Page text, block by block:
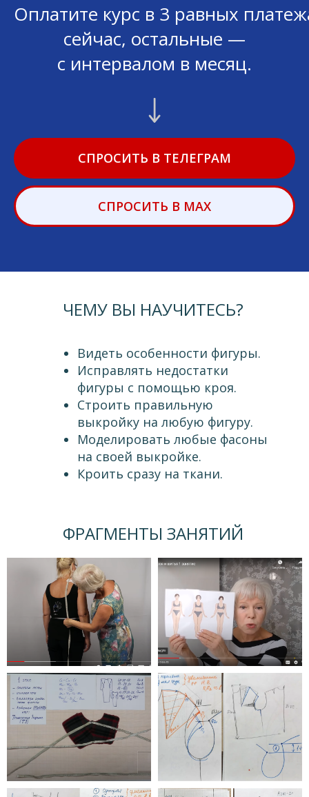
Оплатите курс в 3 равных
сейчас, остальные —
с интервалом в месяц.
СПРОСИТЬ В ТЕЛЕГРАМ
СПРОСИТЬ В MAX
ЧЕМУ ВЫ НАУЧИТЕСЬ?
Видеть особенности фигуры.
Исправлять недостатки
фигуры с помощью кроя.
Строить правильную
выкройку на любую фигуру.
Моделировать любые фасоны
на своей выкройке.
Кроить сразу на ткани.
ФРАГМЕНТЫ ЗАНЯТИЙ